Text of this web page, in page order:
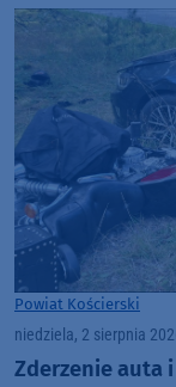
Powiat Kościerski
niedziela, 2 sierpnia
Zderzenie auta